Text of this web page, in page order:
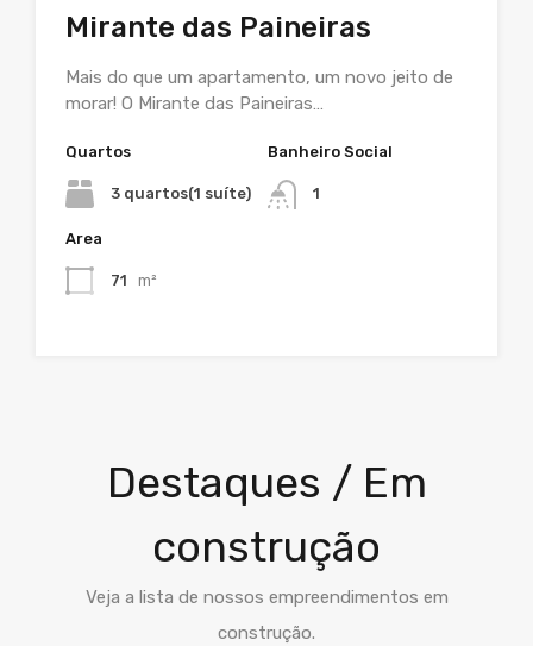
Mirante das Paineiras
Mais do que um apartamento, um novo jeito de
morar! O Mirante das Paineiras…
Quartos
3 quartos(1 suíte)
Banheiro Social
1
Area
71 m²
Destaques / Em
construção
Veja a lista de nossos empreendimentos em
construção.